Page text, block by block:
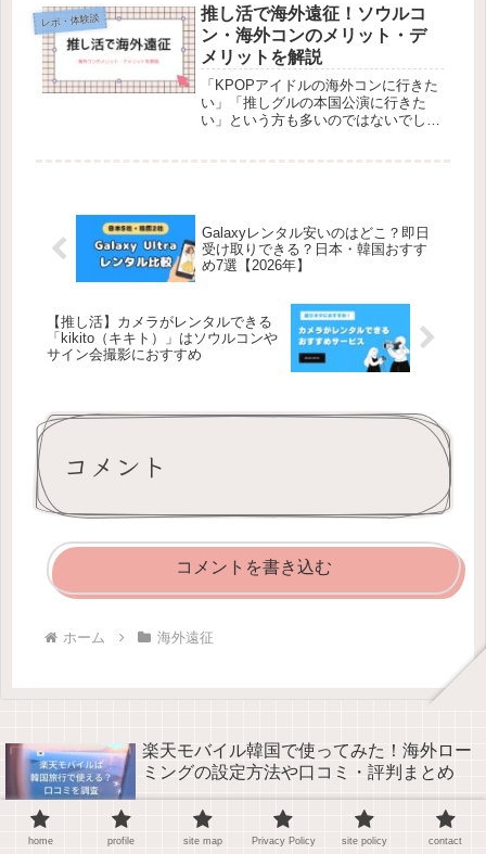
終了しています。FC枠でサノクやセ
ンバンの募集があっても、参加条件...
レポ・体験談
推し活で海外遠征！ソウルコ
ン・海外コンのメリット・デ
メリットを解説
「KPOPアイドルの海外コンに行きた
い」「推しグルの本国公演に行きた
い」という方も多いのではないでしょ
Galaxyレンタル安いのはどこ？即日
受け取りできる？日本・韓国おすす
め7選【2026年】
【推し活】カメラがレンタルできる
「kikito（キキト）」はソウルコンや
サイン会撮影におすすめ
コメント
コメントを書き込む
ホーム 海外遠征
楽天モバイル韓国で使ってみた！海外ロー
ミングの設定方法や口コミ・評判まとめ
【ゼベワン】ZB1ワルツ・マニラ遠征レ
home profile site map Privacy Policy site policy contact